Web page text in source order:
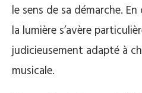
le sens de sa démarche.
la lumière s’avère
judicieusement adapté à
musicale.